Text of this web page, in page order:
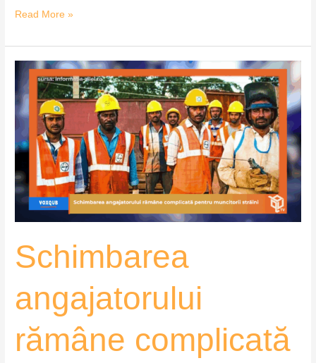
Read More »
Schimbarea
angajatorului
rămâne complicată
Schimbarea
angajatorului
rămâne
complicată
pentru
muncitorii
străini
–
VoxQub